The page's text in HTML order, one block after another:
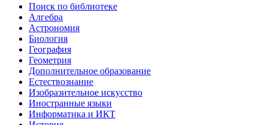
Поиск по библиотеке
Алгебра
Астрономия
Биология
География
Геометрия
Дополнительное образование
Естествознание
Изобразительное искусство
Иностранные языки
Информатика и ИКТ